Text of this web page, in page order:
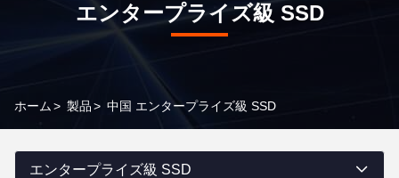
エンタープライズ級 SSD
ホーム> 製品> 中国 エンタープライズ級 SSD
エンタープライズ級 SSD